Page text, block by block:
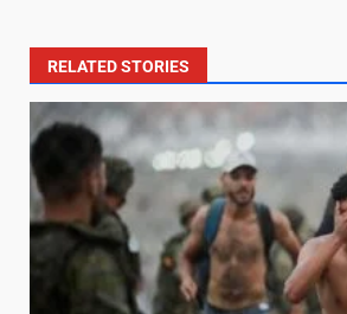
RELATED STORIES